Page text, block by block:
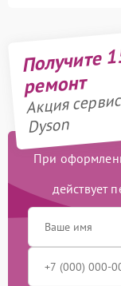
Получите
ремонт
Акция
Dyson
При
действует